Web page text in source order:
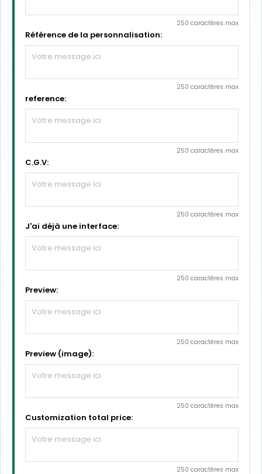
250 caractères max
Référence de la personnalisation:
250 caractères max
reference:
250 caractères max
C.G.V:
250 caractères max
J'ai déjà une interface:
250 caractères max
Preview:
250 caractères max
Preview (image):
250 caractères max
Customization total price:
250 caractères max